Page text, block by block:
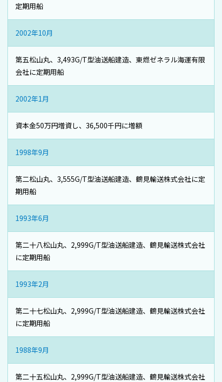
定期用船
2002年10月
第五松山丸、3,493G/T型油送船建造、東燃ゼネラル海運有限
会社に定期用船
2002年1月
資本金50万円増資し、36,500千円に増額
1998年9月
第二松山丸、3,555G/T型油送船建造、鶴見輸送株式会社に定
期用船
1993年6月
第二十八松山丸、2,999G/T型油送船建造、鶴見輸送株式会社
に定期用船
1993年2月
第二十七松山丸、2,999G/T型油送船建造、鶴見輸送株式会社
に定期用船
1988年9月
第二十五松山丸、2,999G/T型油送船建造、鶴見輸送株式会社